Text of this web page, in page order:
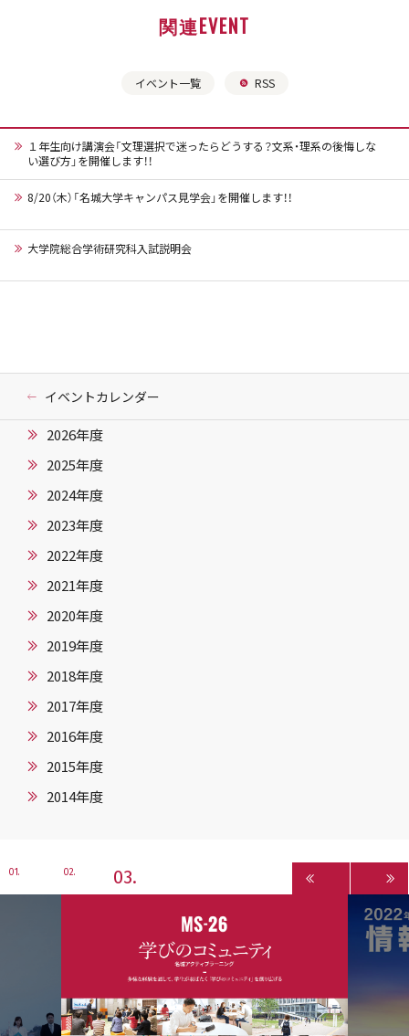
関連EVENT
イベント一覧 RSS
１年生向け講演会「文理選択で迷ったらどうする？文系・理系の後悔しな
い選び方」を開催します！！
8/20（木）「名城大学キャンパス見学会」を開催します！！
大学院総合学術研究科入試説明会
イベントカレンダー
2026年度
2025年度
2024年度
2023年度
2022年度
2021年度
2020年度
2019年度
2018年度
2017年度
2016年度
2015年度
2014年度
1 2 3